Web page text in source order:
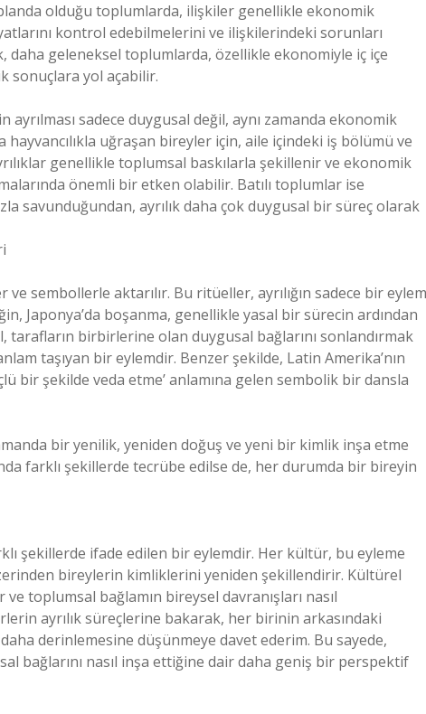
olduğu toplumlarda, ilişkiler genellikle ekonomik
kontrol edebilmelerini ve ilişkilerindeki sorunları
daha geleneksel toplumlarda, özellikle ekonomiyle iç içe
sonuçlara yol açabilir.
sadece duygusal değil, aynı zamanda ekonomik
uğraşan bireyler için, aile içindeki iş bölümü ve
genellikle toplumsal baskılarla şekillenir ve ekonomik
önemli bir etken olabilir. Batılı toplumlar ise
savunduğundan, ayrılık daha çok duygusal bir süreç olarak
sembollerle aktarılır. Bu ritüeller, ayrılığın sadece bir eylem
Japonya’da boşanma, genellikle yasal bir sürecin ardından
tarafların birbirlerine olan duygusal bağlarını sonlandırmak
taşıyan bir eylemdir. Benzer şekilde, Latin Amerika’nın
bir şekilde veda etme’ anlamına gelen sembolik bir dansla
bir yenilik, yeniden doğuş ve yeni bir kimlik inşa etme
farklı şekillerde tecrübe edilse de, her durumda bir bireyin
şekillerde ifade edilen bir eylemdir. Her kültür, bu eyleme
bireylerin kimliklerini yeniden şekillendirir. Kültürel
ve toplumsal bağlamın bireysel davranışları nasıl
ayrılık süreçlerine bakarak, her birinin arkasındaki
derinlemesine düşünmeye davet ederim. Bu sayede,
bağlarını nasıl inşa ettiğine dair daha geniş bir perspektif